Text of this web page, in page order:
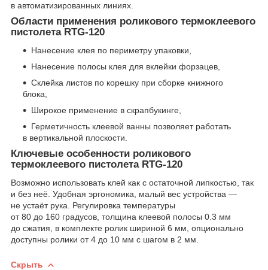
в автоматизированных линиях.
Области применения роликового термоклеевого
пистолета RTG-120
Нанесение клея по периметру упаковки,
Нанесение полосы клея для вклейки форзацев,
Склейка листов по корешку при сборке книжного
блока,
Широкое применение в скрапбукинге,
Герметичность клеевой ванны позволяет работать
в вертикальной плоскости.
Ключевые особенности роликового
термоклеевого пистолета RTG-120
Возможно использовать клей как с остаточной липкостью, так
и без неё. Удобная эргономика, малый вес устройства —
не устаёт рука. Регулировка температуры
от 80 до 160 градусов, толщина клеевой полосы 0.3 мм
до сжатия, в комплекте ролик шириной 6 мм, опционально
доступны ролики от 4 до 10 мм с шагом в 2 мм.
Скрыть